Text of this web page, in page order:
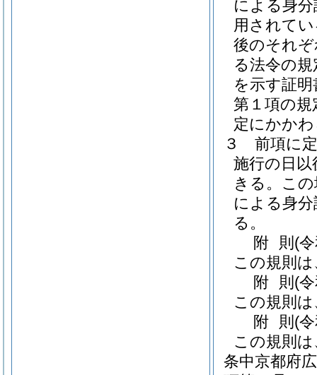
による身
用されて
後のそれ
る法令の
を示す証
第１項の
定にかか
３
前項に
施行の日
きる。 こ
による身
る。
附 則 (
この規則
附 則 (
この規則
附 則 (
この規則
条中京都府